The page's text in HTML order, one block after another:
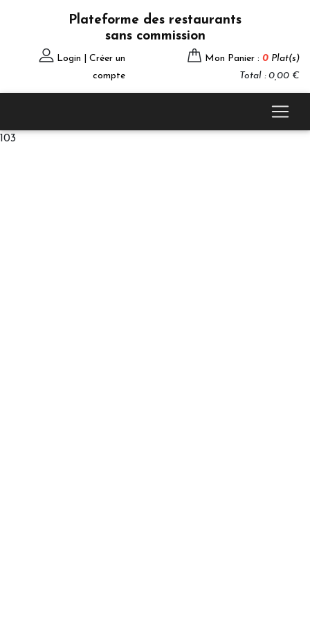
Plateforme des restaurants
sans commission
Login | Créer un
compte
Mon Panier : 0 Plat(s)
Total : 0,00 €
103